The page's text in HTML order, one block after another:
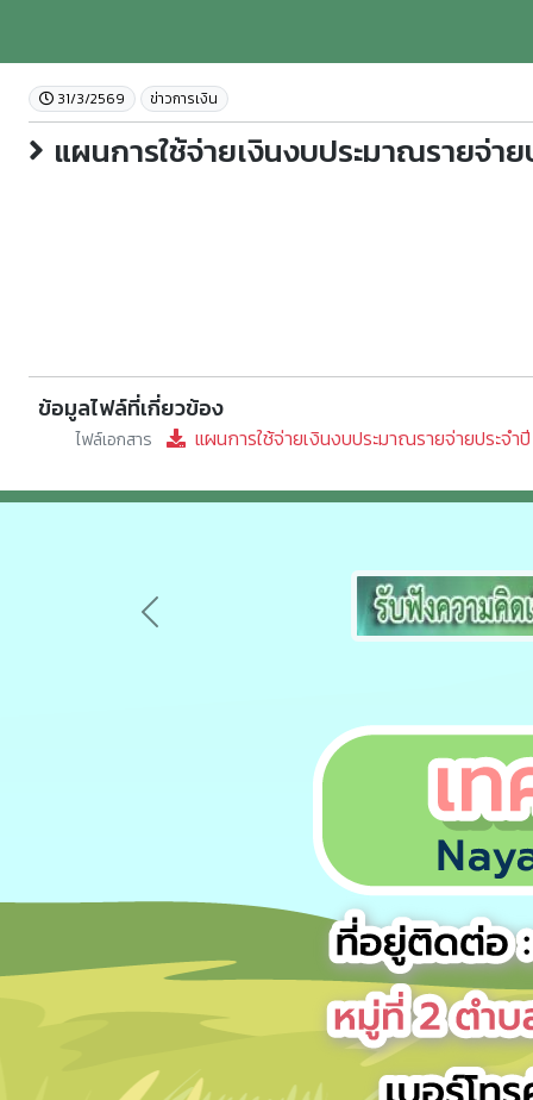
31/3/2569 ข่าวการเงิน
แผนการใช้จ่ายเงินงบประมาณรายจ่า
ข้อมูลไฟล์ที่เกี่ยวข้อง
ไฟล์เอกสาร แผนการใช้จ่ายเงินงบประมาณรายจ่ายประจ
Previous